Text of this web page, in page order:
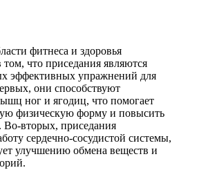
фитнеса и здоровья
что приседания являются
эффективных упражнений для
они способствуют
ног и ягодиц, что помогает
физическую форму и повысить
Во-вторых, приседания
сердечно-сосудистой системы,
улучшению обмена веществ и